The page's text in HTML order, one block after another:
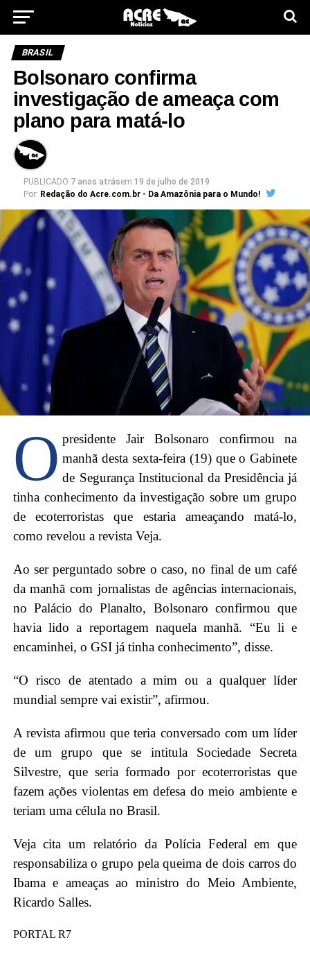
BRASIL
Bolsonaro confirma
investigação de ameaça com
plano para matá-lo
PUBLICADO 7 anos atrásem 19 de julho de 2019
Por: Redação do Acre.com.br - Da Amazônia para o Mundo!
O presidente Jair Bolsonaro confirmou na
manhã desta sexta-feira (19) que o Gabinete
de Segurança Institucional da Presidência já
tinha conhecimento da investigação sobre um grupo
de ecoterroristas que estaria ameaçando matá-lo,
como revelou a revista Veja.
Ao ser perguntado sobre o caso, no final de um café
da manhã com jornalistas de agências internacionais,
no Palácio do Planalto, Bolsonaro confirmou que
havia lido a reportagem naquela manhã. “Eu li e
encaminhei, o GSI já tinha conhecimento”, disse.
“O risco de atentado a mim ou a qualquer líder
mundial sempre vai existir”, afirmou.
A revista afirmou que teria conversado com um líder
de um grupo que se intitula Sociedade Secreta
Silvestre, que seria formado por ecoterroristas que
fazem ações violentas em defesa do meio ambiente e
teriam uma célula no Brasil.
Veja cita um relatório da Polícia Federal em que
responsabiliza o grupo pela queima de dois carros do
Ibama e ameaças ao ministro do Meio Ambiente,
Ricardo Salles.
PORTAL R7